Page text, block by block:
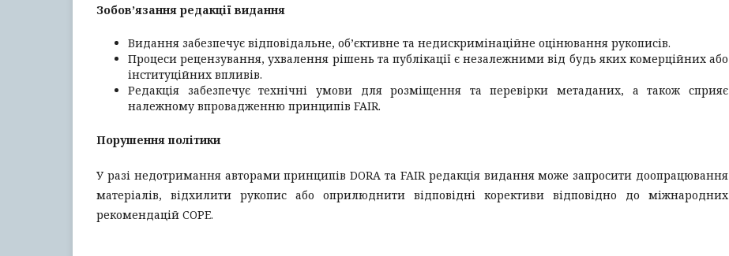
Зобов’язання редакції видання
Видання забезпечує відповідальне, об’єктивне та недискримінаційне оцінювання рукописів.
Процеси рецензування, ухвалення рішень та публікації є незалежними від будь яких комерційних або
інституційних впливів.
Редакція забезпечує технічні умови для розміщення та перевірки метаданих, а також сприяє
належному впровадженню принципів FAIR.
Порушення політики
У разі недотримання авторами принципів DORA та FAIR редакція видання може запросити доопрацювання
матеріалів, відхилити рукопис або оприлюднити відповідні корективи відповідно до міжнародних
рекомендацій COPE.